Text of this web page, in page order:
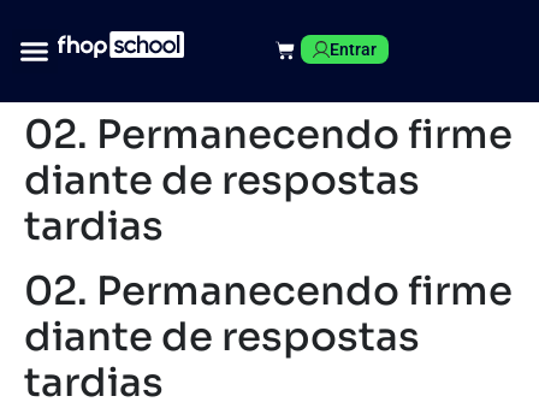
Entrar
02. Permanecendo firme
diante de respostas
tardias
02. Permanecendo firme
diante de respostas
tardias